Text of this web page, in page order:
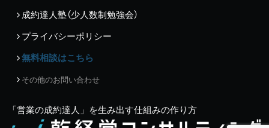
成約達人塾（少人数制勉強会）
プライバシーポリシー
無料相談はこちら
その他のお問い合わせ
「営業の成約達人」を生み出す仕組みの作り方